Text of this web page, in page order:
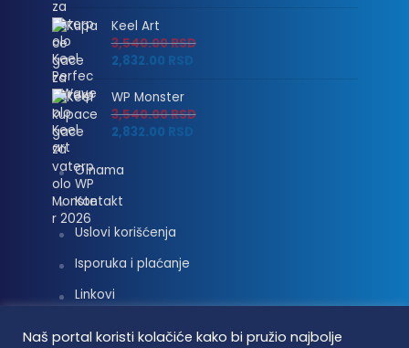
Keel Art
3,540.00RSD
2,832.00 RSD
WP Monster
3,540.00RSD
2,832.00 RSD
O nama
Kontakt
Uslovi korišćenja
Isporuka i plaćanje
Linkovi
Naš portal koristi kolačiće kako bi pružio najbolje